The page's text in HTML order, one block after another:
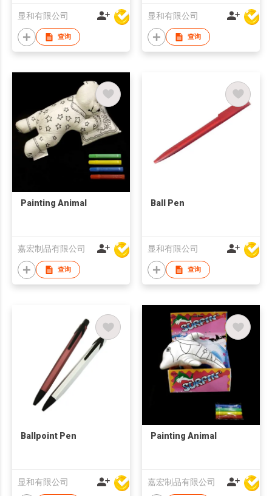
显和有限公司
查询
显和有限公司
查询
Painting Animal
嘉宏制品有限公司
查询
Ball Pen
显和有限公司
查询
Ballpoint Pen
显和有限公司
Painting Animal
嘉宏制品有限公司